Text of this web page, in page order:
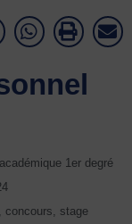
1er degré
concours, stage